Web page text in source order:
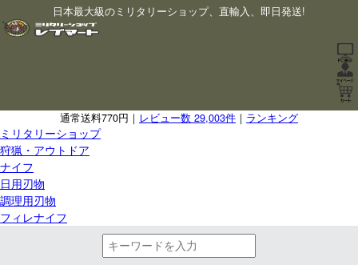
日本最大級のミリタリーショップ、直輸入、即日発送!
通常送料770円｜ レビュー数 29,003件 ｜ ランキング
ミリタリーショップ
狩猟・アウトドア
ナイフ
日用刃物
調理用刃物
フィレナイフ